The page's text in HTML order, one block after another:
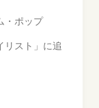
・ポップ
リスト」に追